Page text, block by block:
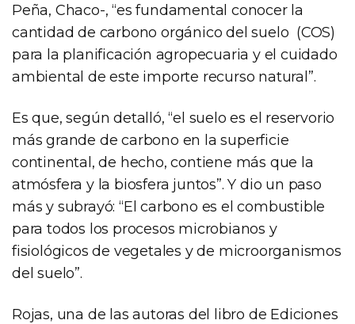
Peña, Chaco-, “es fundamental conocer la
cantidad de carbono orgánico del suelo (COS)
para la planificación agropecuaria y el cuidado
ambiental de este importe recurso natural”.
Es que, según detalló, “el suelo es el reservorio
más grande de carbono en la superficie
continental, de hecho, contiene más que la
atmósfera y la biosfera juntos”. Y dio un paso
más y subrayó: “El carbono es el combustible
para todos los procesos microbianos y
fisiológicos de vegetales y de microorganismos
del suelo”.
Rojas, una de las autoras del libro de Ediciones